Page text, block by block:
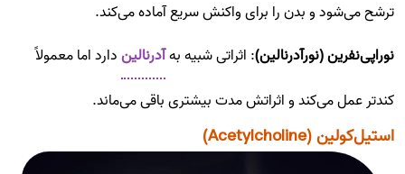
ترشح می‌شود و بدن را برای واکنش سریع آماده می‌کند.
نوراپی‌نفرین (نورآدرنالین): اثراتی شبیه بهآدرنالیندارد اما معمولاً
کندتر عمل می‌کند و اثراتش مدت بیشتری باقی می‌ماند.
استیل‌کولین (Acetylcholine)